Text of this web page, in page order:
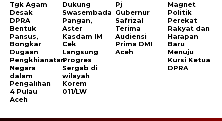
Tgk Agam
Desak
DPRA
Bentuk
Pansus,
Bongkar
Dugaan
Pengkhianatan
Negara
dalam
Pengalihan
4 Pulau
Aceh
Dukung
Swasembada
Pangan,
Aster
Kasdam IM
Cek
Langsung
Progres
Sergab di
wilayah
Korem
011/LW
Pj
Gubernur
Safrizal
Terima
Audiensi
Prima DMI
Aceh
Magnet
Politik
Perekat
Rakyat dan
Harapan
Baru
Menuju
Kursi Ketua
DPRA